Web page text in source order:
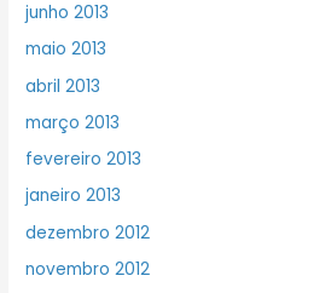
junho 2013
maio 2013
abril 2013
março 2013
fevereiro 2013
janeiro 2013
dezembro 2012
novembro 2012